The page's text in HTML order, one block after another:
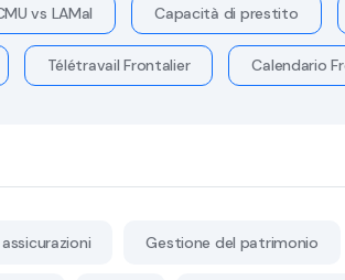
vs LAMal Capacità di prestito
Télétravail Frontalier Calendario
Gestione del patrimonio